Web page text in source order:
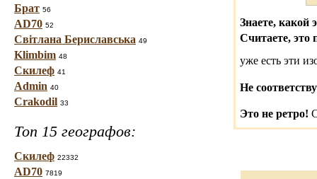
Брат 56
AD70 52
Світлана Бериславська 49
Klimbim 48
Скилеф 41
Admin 40
Crakodil 33
Топ 15 географов:
Скилеф 22332
AD70 7819
Знаете, какой
Считаете, это
уже есть эти
Не
Это не ретро!